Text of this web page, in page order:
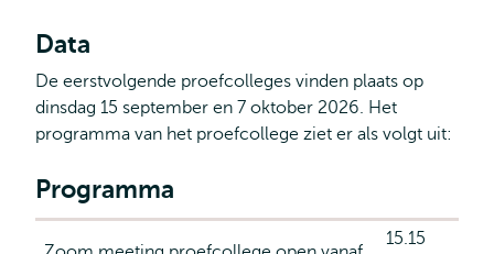
Data
De eerstvolgende proefcolleges vinden plaats op
dinsdag 15 september en 7 oktober 2026. Het
programma van het proefcollege ziet er als volgt uit:
Programma
15.15